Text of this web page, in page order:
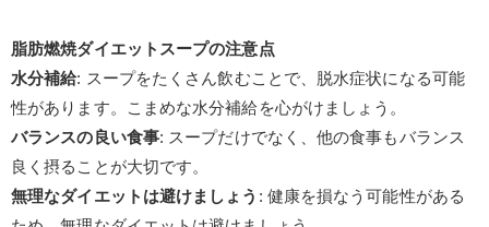
脂肪燃焼ダイエットスープの注意点
水分補給: スープをたくさん飲むことで、脱水症状になる可能
性があります。こまめな水分補給を心がけましょう。
バランスの良い食事: スープだけでなく、他の食事もバランス
良く摂ることが大切です。
無理なダイエットは避けましょう : 健康を損なう可能性がある